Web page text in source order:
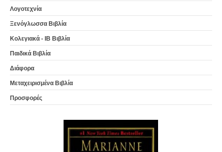
Λογοτεχνία
Ξενόγλωσσα Βιβλία
Κολεγιακά - IB Βιβλία
Παιδικά Βιβλία
Διάφορα
Μεταχειρισμένα Βιβλία
Προσφορές